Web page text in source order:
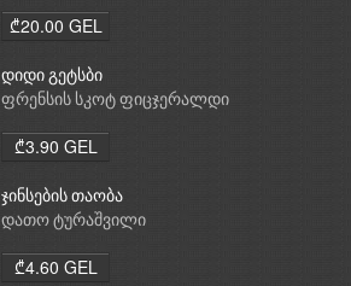
₾20.00 GEL
დიდი გეტსბი
ფრენსის სკოტ ფიცჯერალდი
₾3.90 GEL
ჯინსების თაობა
დათო ტურაშვილი
₾4.60 GEL